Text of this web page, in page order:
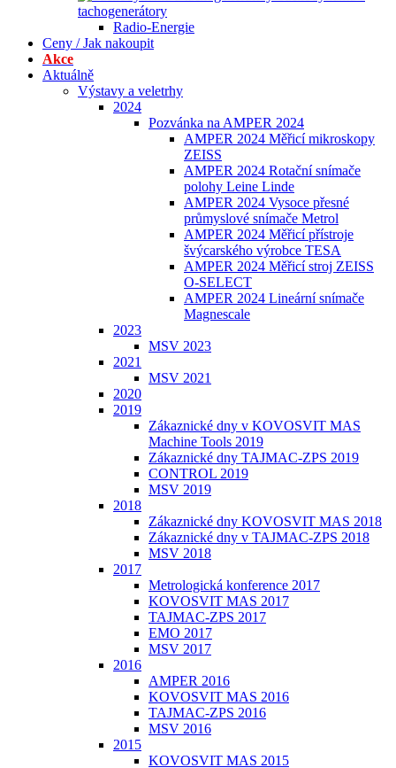
tachogenerátory
Radio-Energie
Ceny / Jak nakoupit
Akce
Aktuálně
Výstavy a veletrhy
2024
Pozvánka na AMPER 2024
AMPER 2024 Měřicí mikroskopy
ZEISS
AMPER 2024 Rotační snímače
polohy Leine Linde
AMPER 2024 Vysoce přesné
průmyslové snímače Metrol
AMPER 2024 Měřicí přístroje
švýcarského výrobce TESA
AMPER 2024 Měřicí stroj ZEISS
O-SELECT
AMPER 2024 Lineární snímače
Magnescale
2023
MSV 2023
2021
MSV 2021
2020
2019
Zákaznické dny v KOVOSVIT MAS
Machine Tools 2019
Zákaznické dny TAJMAC-ZPS 2019
CONTROL 2019
MSV 2019
2018
Zákaznické dny KOVOSVIT MAS 2018
Zákaznické dny v TAJMAC-ZPS 2018
MSV 2018
2017
Metrologická konference 2017
KOVOSVIT MAS 2017
TAJMAC-ZPS 2017
EMO 2017
MSV 2017
2016
AMPER 2016
KOVOSVIT MAS 2016
TAJMAC-ZPS 2016
MSV 2016
2015
KOVOSVIT MAS 2015